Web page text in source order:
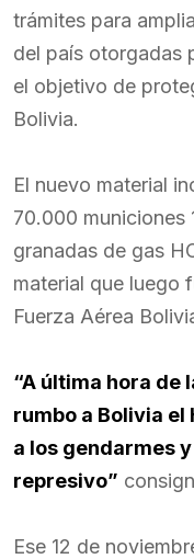
trámites para
del país otorgadas
el objetivo de
Bolivia.
El nuevo material
70.000 municiones
granadas de gas
material que luego
Fuerza Aérea
“A última hora de
rumbo a Bolivia
a los gendarmes
represivo”
Ese 12 de